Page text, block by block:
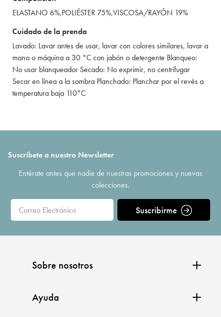
ELASTANO 6%,POLIÉSTER 75%,VISCOSA/RAYÓN 19%
Cuidado de la prenda
Lavado: Lavar antes de usar, lavar con colores similares, lavar a
mano o máquina a 30 °C con jabón o detergente Blanqueo:
No usar blanqueador Secado: No exprimir, no centrifugar
Secar en línea a la sombra Planchado: Planchar por el revés a
temperatura baja 110°C
Suscríbete a nuestro Newsletter
Entérate antes que nadie de nuestras promociones y nuevas
colecciones.
Suscribirme
Sobre nosotros
Ayuda